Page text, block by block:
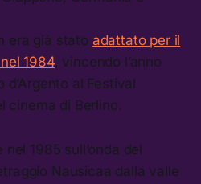
era già stato adattato per il
1984, vincendo l’anno
d’Argento al Festival
cinema di Berlino.
1985 sull’onda del
Nausicaa dalla valle